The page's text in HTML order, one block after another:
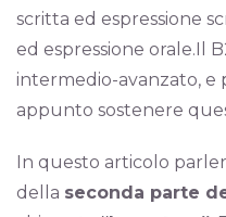
scritta ed espressione
ed espressione orale.Il
intermedio-avanzato, e
appunto sostenere
In questo articolo
della seconda parte